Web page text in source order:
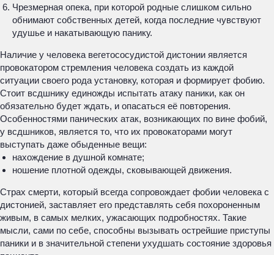
Чрезмерная опека, при которой родные слишком сильно
обнимают собственных детей, когда последние чувствуют
удушье и накатывающую панику.
Наличие у человека вегетососудистой дистонии является
провокатором стремления человека создать из каждой
ситуации своего рода установку, которая и формирует фобию.
Стоит всдшнику единожды испытать атаку паники, как он
обязательно будет ждать, и опасаться её повторения.
Особенностями панических атак, возникающих по вине фобий,
у всдшников, является то, что их провокаторами могут
выступать даже обыденные вещи:
нахождение в душной комнате;
ношение плотной одежды, сковывающей движения.
Страх смерти, который всегда сопровождает фобии человека с
дистонией, заставляет его представлять себя похороненным
живым, в самых мелких, ужасающих подробностях. Такие
мысли, сами по себе, способны вызывать острейшие приступы
паники и в значительной степени ухудшать состояние здоровья